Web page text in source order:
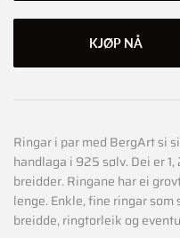
KJØP NÅ
Ringar i par med BergArt si
handlaga i 925 sølv. Dei er
breidder. Ringane har ei
lenge. Enkle, fine ringar
breidde, ringtorleik og